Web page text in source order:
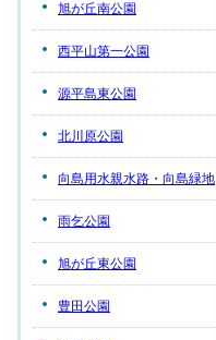
旭が丘南公園
西平山第一公園
源平島東公園
北川原公園
向島用水親水路・向島緑地
雨乞公園
旭が丘東公園
豊田公園